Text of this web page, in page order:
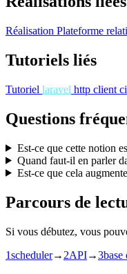
Réalisation Plateforme
Tutoriels liés
Tutoriel laravel http client
Questions
Est-ce que cette notion
Quand faut-il en parler
Est-ce que cela
Parcours de
Si vous débutez, vous
1scheduler→ 2API→3base